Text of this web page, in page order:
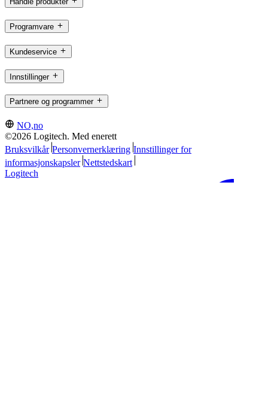
Programvare
Kundeservice
Innstillinger
Partnere og programmer
NO,no
©2026 Logitech. Med enerett
Bruksvilkår Personvernerklæring Innstillinger for
informasjonskapsler Nettstedskart
Logitech